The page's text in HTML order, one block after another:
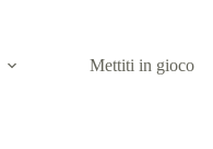
Mettiti in gioco